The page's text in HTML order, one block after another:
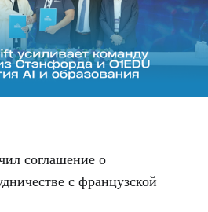
соглашение о
с французской